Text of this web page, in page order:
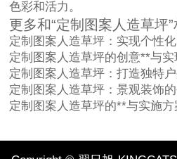
色彩和活力。
更多和“定制图案人造草坪
定制图案人造草坪 ：实现个性
定制图案人造草坪的创意**与实
定制图案人造草坪 ：打造独特
定制图案人造草坪 ：景观装饰
定制图案人造草坪的**与实施方